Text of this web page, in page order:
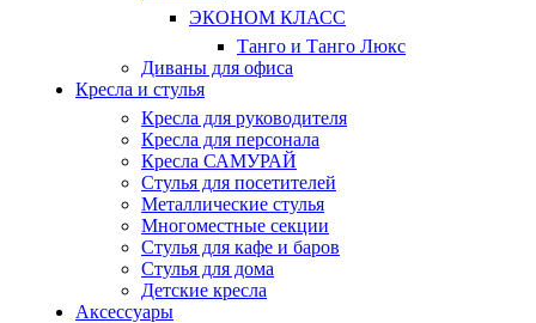
ЭКОНОМ КЛАСС
Танго и Танго Люкс
Диваны для офиса
Кресла и стулья
Кресла для руководителя
Кресла для персонала
Кресла САМУРАЙ
Стулья для посетителей
Металлические стулья
Многоместные секции
Стулья для кафе и баров
Стулья для дома
Детские кресла
Аксессуары